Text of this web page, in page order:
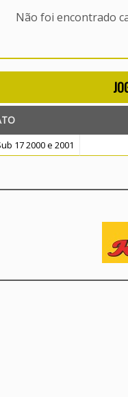
Não foi encontrado
17 2000 e 2001